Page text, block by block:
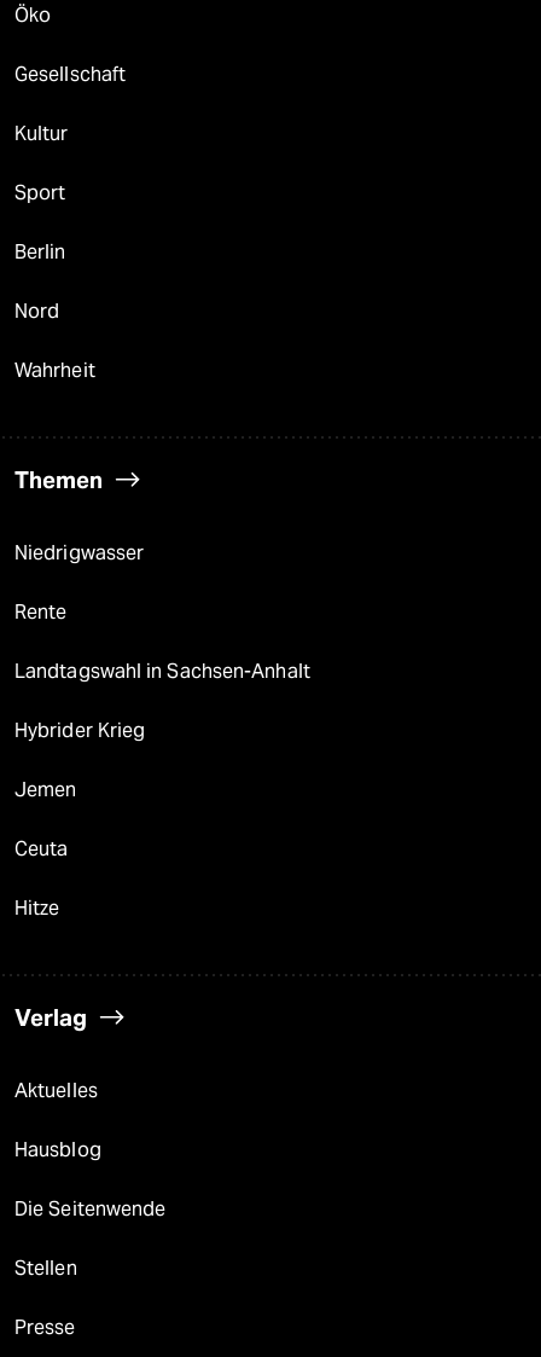
Öko
Gesellschaft
Kultur
Sport
Berlin
Nord
Wahrheit
Themen
Niedrigwasser
Rente
Landtagswahl in Sachsen-Anhalt
Hybrider Krieg
Jemen
Ceuta
Hitze
Verlag
Aktuelles
Hausblog
Die Seitenwende
Stellen
Presse